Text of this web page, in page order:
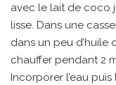
avec le lait de coco
lisse. Dans une
dans un peu d’huile
chauffer pendant 2
Incorporer l’eau